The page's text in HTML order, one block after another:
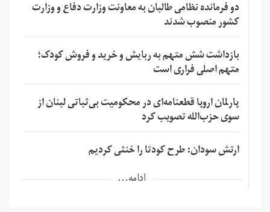
دو فرمانده نظامی طالبان به معاونت وزارت دفاع و وزارت
کشور منصوب شدند
بازداشت شش متهم به ربایش و خرید و فروش کودک؛
متهم اصلی فراری است
پارلمان اروپا قطعنامه‌ای در محکومیت بی‌ثباتی لبنان از
سوی حزب‌الله تصویب کرد
ارتش سودان: طرح کودتا را خنثی کردیم
ادامه...